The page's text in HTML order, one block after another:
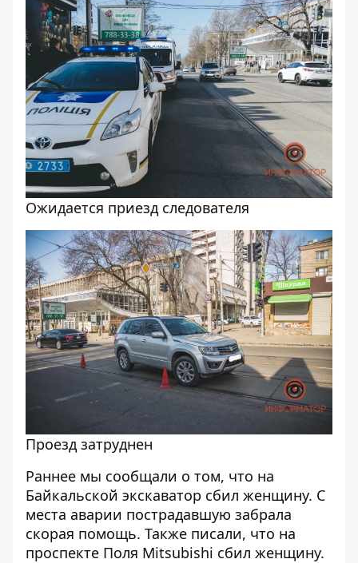
Ожидается приезд следователя
Проезд затруднен
Раннее мы сообщали о том, что на
Байкальской экскаватор сбил женщину. С
места аварии пострадавшую забрала
скорая помощь. Также писали, что на
проспекте Поля Mitsubishi сбил женщину.